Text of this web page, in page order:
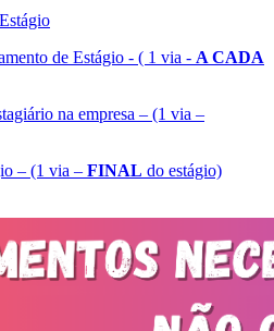
de Estágio - ( 1 via - A CADA
na empresa – (1 via –
– (1 via – FINAL do estágio)